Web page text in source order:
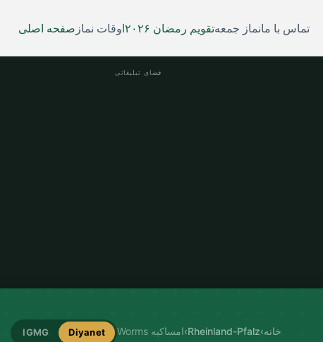
صفحه اصلی اوقات نماز تقویم رمضان ۲۰۲۶نماز جمعهتماس با ما
فضای تبلیغاتی
خانه›
Rheinland-Pfalz
›امساکیه Worms Diyanet
IGMG